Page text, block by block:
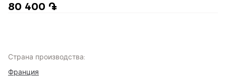
80 400 ֏
Страна производства:
Франция